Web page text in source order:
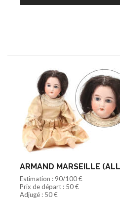
ARMAND MARSEILLE
Estimation : 90/100 €
Prix de départ : 50 €
Adjugé : 50 €